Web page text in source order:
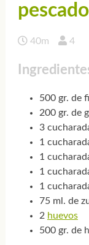
40m 4
500 gr. de
200 gr. de
3
1
1
1
1
75 ml. de
2 huevos
500 gr. de